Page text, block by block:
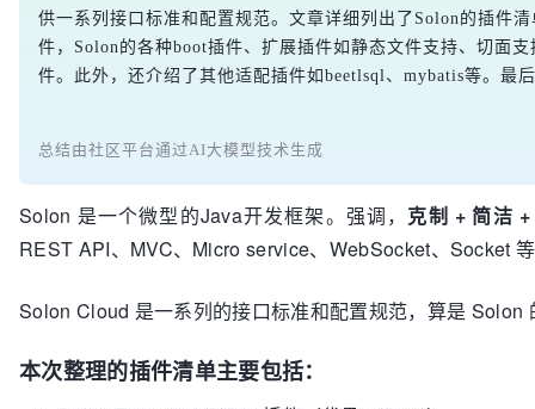
供一系列接口标准和配置规范。文章详细列出了Solon的插件
件，Solon的各种boot插件、扩展插件如静态文件支持、切面
件。此外，还介绍了其他适配插件如beetlsql、mybatis等。最
总结由社区平台通过AI大模型技术生成
Solon 是一个微型的Java开发框架。强调， 克制 + 简洁
REST API、MVC、Micro service、WebSocket、Socket
Solon Cloud 是一系列的接口标准和配置规范，算是 Solon
本次整理的插件清单主要包括：